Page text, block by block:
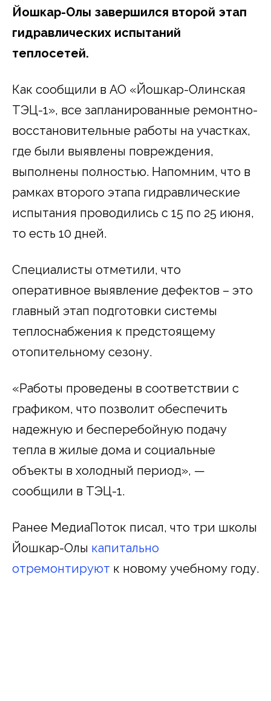
Йошкар-Олы завершился второй этап
гидравлических испытаний
теплосетей.
Как сообщили в АО «Йошкар-Олинская
ТЭЦ-1», все запланированные ремонтно-
восстановительные работы на участках,
где были выявлены повреждения,
выполнены полностью. Напомним, что в
рамках второго этапа гидравлические
испытания проводились с 15 по 25 июня,
то есть 10 дней.
Специалисты отметили, что
оперативное выявление дефектов – это
главный этап подготовки системы
теплоснабжения к предстоящему
отопительному сезону.
«Работы проведены в соответствии с
графиком, что позволит обеспечить
надежную и бесперебойную подачу
тепла в жилые дома и социальные
объекты в холодный период», —
сообщили в ТЭЦ-1.
Ранее МедиаПоток писал, что три школы
Йошкар-Олы капитально
отремонтируют к новому учебному году.